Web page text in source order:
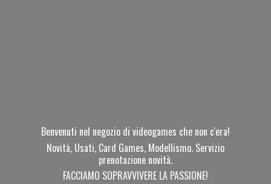
Benvenuti nel negozio di videogames che non c'era!
Novità, Usati, Card Games, Modellismo. Servizio
prenotazione novità.
FACCIAMO SOPRAVVIVERE LA PASSIONE!